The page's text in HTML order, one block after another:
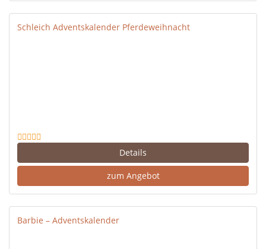
Schleich Adventskalender Pferdeweihnacht
Details
zum Angebot
Barbie – Adventskalender